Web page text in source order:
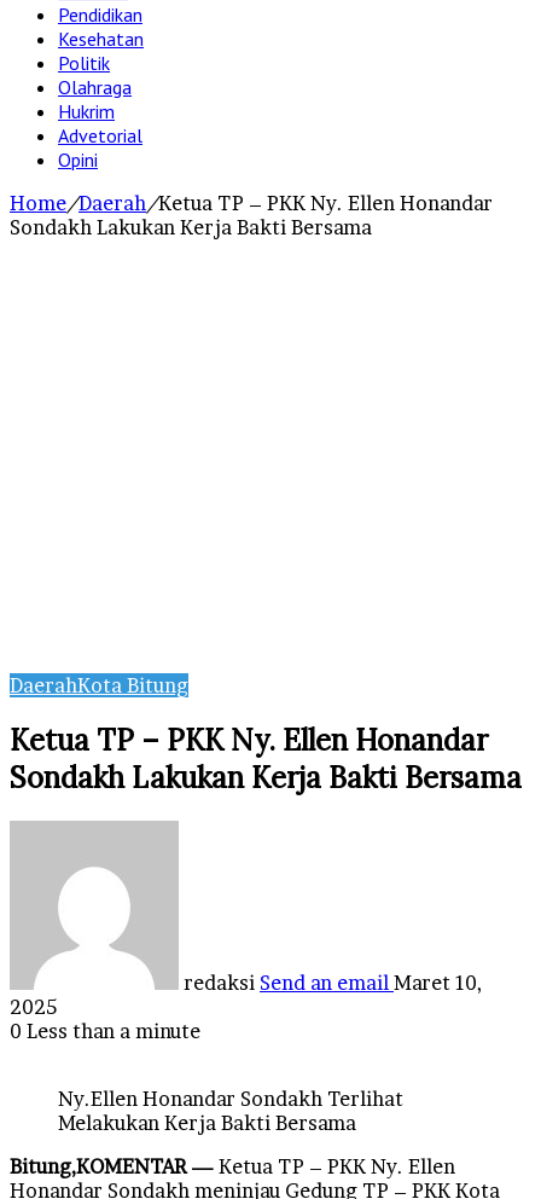
Pendidikan
Kesehatan
Politik
Olahraga
Hukrim
Advetorial
Opini
Home/Daerah/Ketua TP – PKK Ny. Ellen Honandar
Sondakh Lakukan Kerja Bakti Bersama
DaerahKota Bitung
Ketua TP – PKK Ny. Ellen Honandar
Sondakh Lakukan Kerja Bakti Bersama
redaksi Send an email Maret 10,
2025
0 Less than a minute
Ny.Ellen Honandar Sondakh Terlihat
Melakukan Kerja Bakti Bersama
Bitung,KOMENTAR — Ketua TP – PKK Ny. Ellen
Honandar Sondakh meninjau Gedung TP – PKK Kota